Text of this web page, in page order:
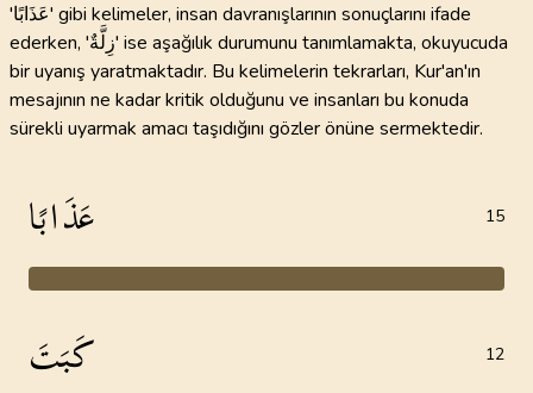
'عَذَابًا' gibi kelimeler, insan davranışlarının sonuçlarını ifade
ederken, 'زِلَّةٌ' ise aşağılık durumunu tanımlamakta, okuyucuda
bir uyanış yaratmaktadır. Bu kelimelerin tekrarları, Kur'an'ın
mesajının ne kadar kritik olduğunu ve insanları bu konuda
sürekli uyarmak amacı taşıdığını gözler önüne sermektedir.
عَذَابًا 15
كَبَتَ 12